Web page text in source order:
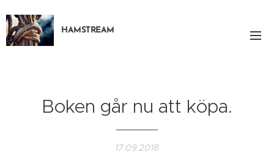
HAMSTREAM
Boken går nu att köpa.
17.09.2018